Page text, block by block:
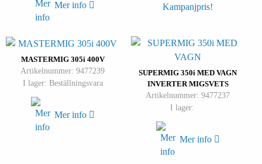
Mer info Kampanjpris!
MASTERMIG 305i 400V
Artikelnummer: 9477239
I lager: Beställningsvara
Mer info
SUPERMIG 350i MED VAGN
INVERTER MIGSVETS
Artikelnummer: 9477237
I lager:
Mer info